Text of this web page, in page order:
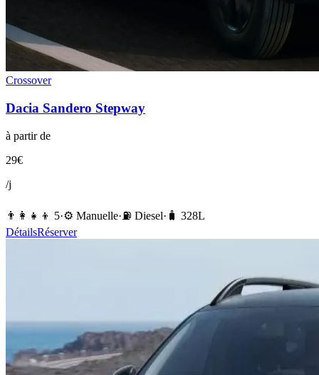
Crossover
Dacia Sandero Stepway
à partir de
29€
/j
👨‍👩‍👧‍👦 5·⚙️ Manuelle·⛽️ Diesel· 🧳 328L
DétailsRéserver